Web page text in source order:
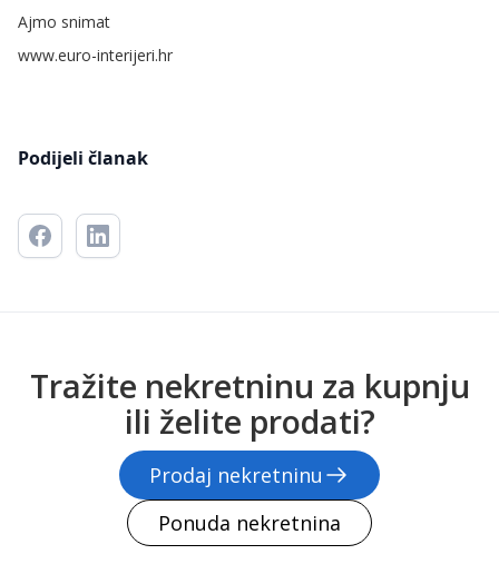
Ajmo snimat
www.euro-interijeri.hr
Podijeli članak
Tražite nekretninu za kupnju
ili želite prodati?
Prodaj nekretninu
Ponuda nekretnina